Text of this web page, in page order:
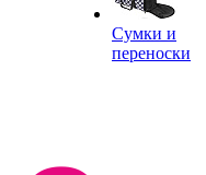
Сумки и
переноски